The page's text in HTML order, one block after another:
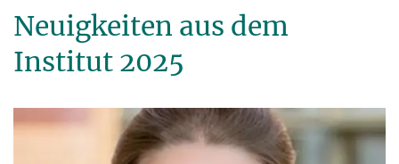
Neuigkeiten aus dem
Institut 2025